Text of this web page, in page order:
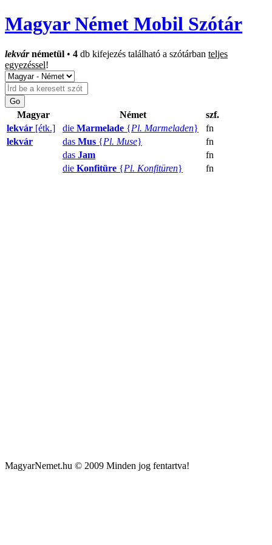
Magyar Német Mobil Szótár
lekvárnémetül • 4 db kifejezés található a szótárban teljes
egyezéssel!
Magyar Német
szf.
lekvár [étk.] die Marmelade {Pl. Marmeladen}
fn
lekvár
das Mus {Pl. Muse}
fn
das Jam
fn
die Konfitüre {Pl. Konfitüren} fn
MagyarNemet.hu © 2009 Minden jog fentartva!